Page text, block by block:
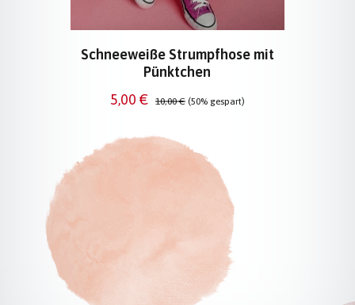
Schneeweiße Strumpfhose mit
Pünktchen
Verkaufspreis:
5,00 € Regulärer Preis:
10,00 € (50% gespart)